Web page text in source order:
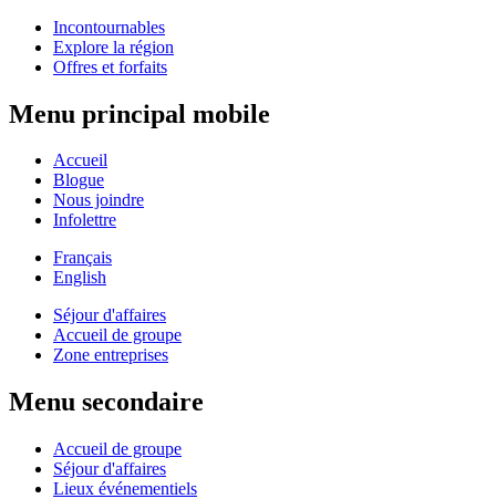
Incontournables
Explore la région
Offres et forfaits
Menu principal mobile
Accueil
Blogue
Nous joindre
Infolettre
Français
English
Séjour d'affaires
Accueil de groupe
Zone entreprises
Menu secondaire
Accueil de groupe
Séjour d'affaires
Lieux événementiels